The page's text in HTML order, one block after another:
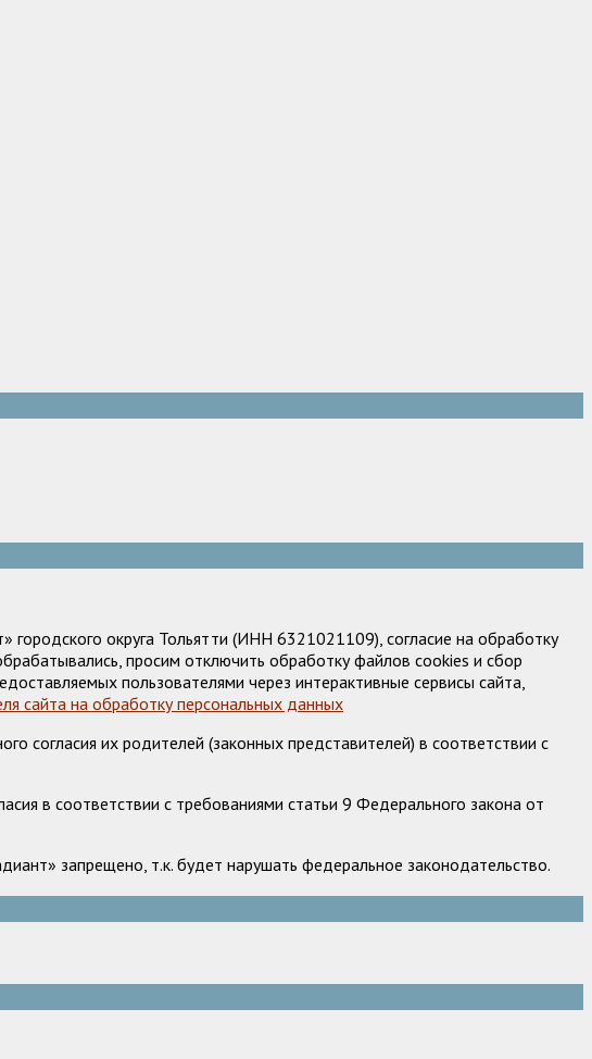
округа Тольятти (ИНН 6321021109), согласие на обработку
просим отключить обработку файлов cookies и сбор
пользователями через интерактивные сервисы сайта,
сайта на обработку персональных данных
согласия их родителей (законных представителей) в соответствии с
в соответствии с требованиями статьи 9 Федерального закона от
запрещено, т.к. будет нарушать федеральное законодательство.